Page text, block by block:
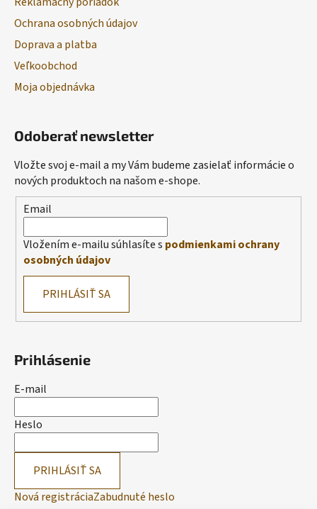
Ochrana osobných údajov
Doprava a platba
Veľkoobchod
Moja objednávka
Odoberať newsletter
Vložte svoj e-mail a my Vám budeme zasielať informácie o
nových produktoch na našom e-shope.
Email
Vložením e-mailu súhlasíte s podmienkami ochrany
osobných údajov
PRIHLÁSIŤ SA
Prihlásenie
E-mail
Heslo
PRIHLÁSIŤ SA
Nová registráciaZabudnuté heslo